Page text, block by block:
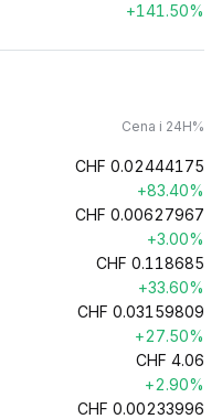
+141.50%
Cena i 24H%
CHF 0.02444175
+83.40%
CHF 0.00627967
+3.00%
CHF 0.118685
+33.60%
CHF 0.03159809
+27.50%
CHF 4.06
+2.90%
CHF 0.00233996